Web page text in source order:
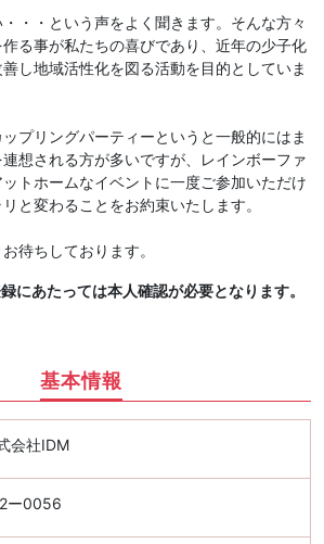
・・という声をよく聞きます。そんな方々
る事が私たちの喜びであり、近年の少子化
し地域活性化を図る活動を目的としていま
プリングパーティーというと一般的にはま
想される方が多いですが、レインボーファ
トホームなイベントに一度ご参加いただけ
と変わることをお約束いたします。
待ちしております。
にあたっては本人確認が必要となります。
基本情報
会社IDM
ー0056